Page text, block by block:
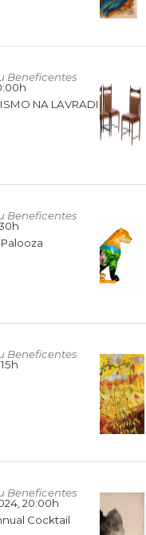
Beneficentes
NA LAVRADIO
Beneficentes
Beneficentes
Beneficentes
, 20:00h
Cocktail